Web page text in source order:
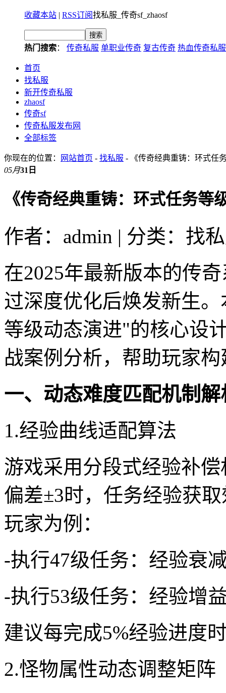
收藏本站 | RSS订阅找私服_传奇sf_zhaosf
热门搜索： 传奇私服 单职业传奇 复古传奇 热血传奇私服
首页
找私服
新开传奇私服
zhaosf
传奇sf
传奇私服发布网
全部标签
你现在的位置： 网站首页 - 找私服 - 《传奇经典重铸：环式任
05月31日
《传奇经典重铸：环式任务
作者：admin | 分类：找
在2025年最新版本的传
过深度优化后焕发新生
等级动态演进"的核心设
战案例分析，帮助玩家
一、动态难度匹配机制解
1.经验曲线适配算法
游戏采用分段式经验补
偏差±3时，任务经验获
玩家为例：
-执行47级任务：经验衰
-执行53级任务：经验增
建议每完成5%经验进度
2.怪物属性动态调整矩阵